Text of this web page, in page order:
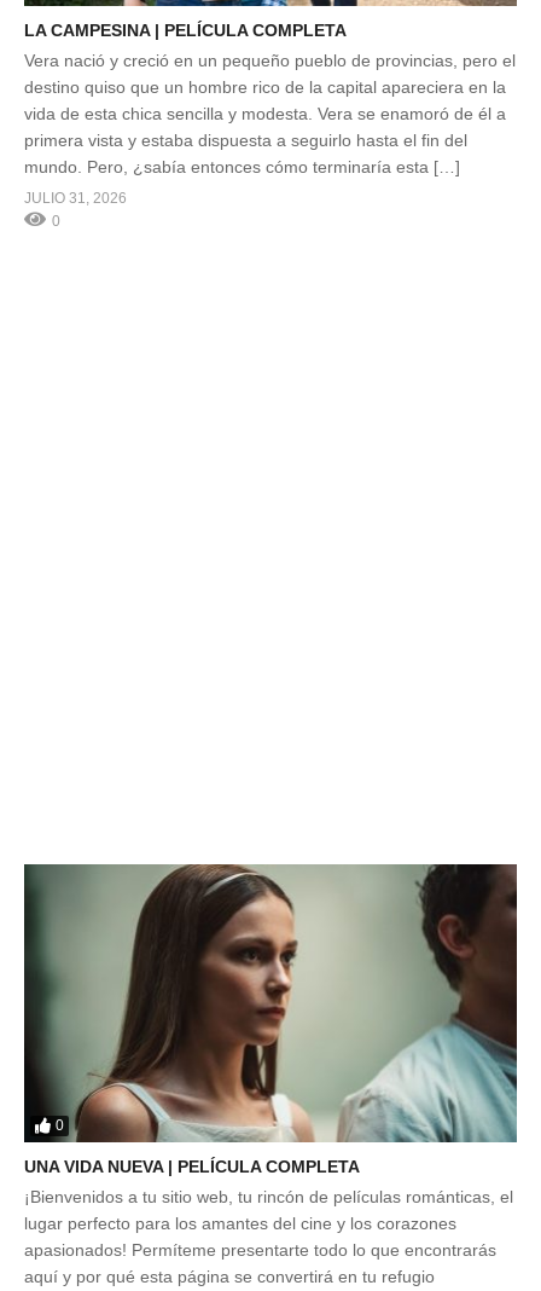
LA CAMPESINA | PELÍCULA COMPLETA
Vera nació y creció en un pequeño pueblo de provincias, pero el
destino quiso que un hombre rico de la capital apareciera en la
vida de esta chica sencilla y modesta. Vera se enamoró de él a
primera vista y estaba dispuesta a seguirlo hasta el fin del
mundo. Pero, ¿sabía entonces cómo terminaría esta […]
JULIO 31, 2026
0
0
UNA VIDA NUEVA | PELÍCULA COMPLETA
¡Bienvenidos a tu sitio web, tu rincón de películas románticas, el
lugar perfecto para los amantes del cine y los corazones
apasionados! Permíteme presentarte todo lo que encontrarás
aquí y por qué esta página se convertirá en tu refugio